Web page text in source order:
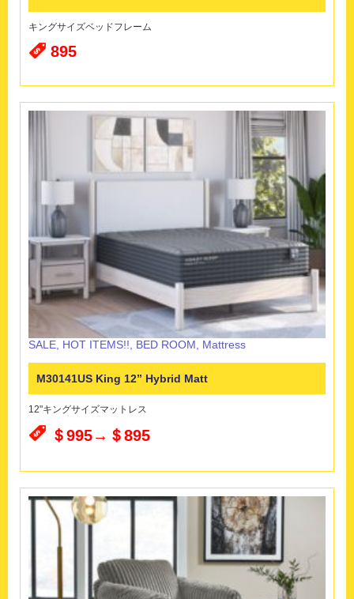
キングサイズベッドフレーム
895
SALE HOT ITEMS!! BED ROOM Mattress
M30141US King 12” Hybrid Matt
12"キングサイズマットレス
＄995→＄895